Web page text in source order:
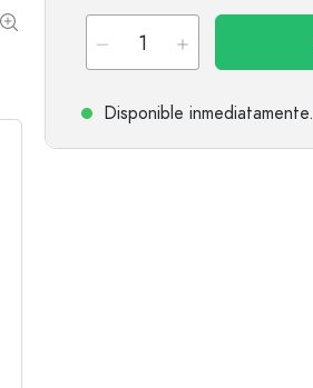
Damajuanas
Disponible inmediatamente.